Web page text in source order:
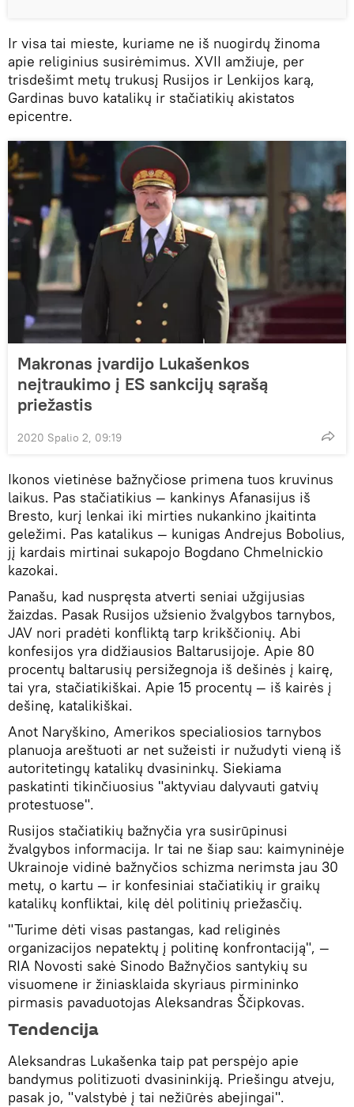
Ir visa tai mieste, kuriame ne iš nuogirdų žinoma
apie religinius susirėmimus. XVII amžiuje, per
trisdešimt metų trukusį Rusijos ir Lenkijos karą,
Gardinas buvo katalikų ir stačiatikių akistatos
epicentre.
Makronas įvardijo Lukašenkos
neįtraukimo į ES sankcijų sąrašą
priežastis
2020 Spalio 2, 09:19
Ikonos vietinėse bažnyčiose primena tuos kruvinus
laikus. Pas stačiatikius — kankinys Afanasijus iš
Bresto, kurį lenkai iki mirties nukankino įkaitinta
geležimi. Pas katalikus — kunigas Andrejus Bobolius,
jį kardais mirtinai sukapojo Bogdano Chmelnickio
kazokai.
Panašu, kad nuspręsta atverti seniai užgijusias
žaizdas. Pasak Rusijos užsienio žvalgybos tarnybos,
JAV nori pradėti konfliktą tarp krikščionių. Abi
konfesijos yra didžiausios Baltarusijoje. Apie 80
procentų baltarusių persižegnoja iš dešinės į kairę,
tai yra, stačiatikiškai. Apie 15 procentų — iš kairės į
dešinę, katalikiškai.
Anot Naryškino, Amerikos specialiosios tarnybos
planuoja areštuoti ar net sužeisti ir nužudyti vieną iš
autoritetingų katalikų dvasininkų. Siekiama
paskatinti tikinčiuosius "aktyviau dalyvauti gatvių
protestuose".
Rusijos stačiatikių bažnyčia yra susirūpinusi
žvalgybos informacija. Ir tai ne šiap sau: kaimyninėje
Ukrainoje vidinė bažnyčios schizma nerimsta jau 30
metų, o kartu — ir konfesiniai stačiatikių ir graikų
katalikų konfliktai, kilę dėl politinių priežasčių.
"Turime dėti visas pastangas, kad religinės
organizacijos nepatektų į politinę konfrontaciją", —
RIA Novosti sakė Sinodo Bažnyčios santykių su
visuomene ir žiniasklaida skyriaus pirmininko
pirmasis pavaduotojas Aleksandras Ščipkovas.
Tendencija
Aleksandras Lukašenka taip pat perspėjo apie
bandymus politizuoti dvasininkiją. Priešingu atveju,
pasak jo, "valstybė į tai nežiūrės abejingai".